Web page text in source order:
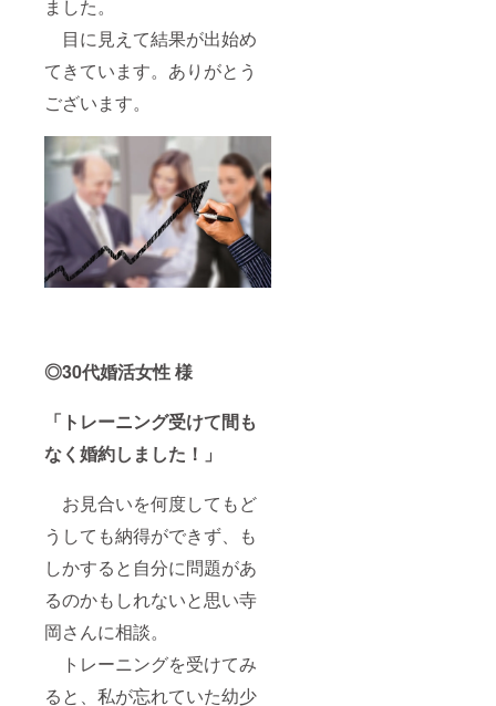
ました。
目に見えて結果が出始め
てきています。ありがとう
ございます。
◎30代婚活女性 様
「トレーニング受けて間も
なく婚約しました！」
お見合いを何度してもど
うしても納得ができず、も
しかすると自分に問題があ
るのかもしれないと思い寺
岡さんに相談。
トレーニングを受けてみ
ると、私が忘れていた幼少